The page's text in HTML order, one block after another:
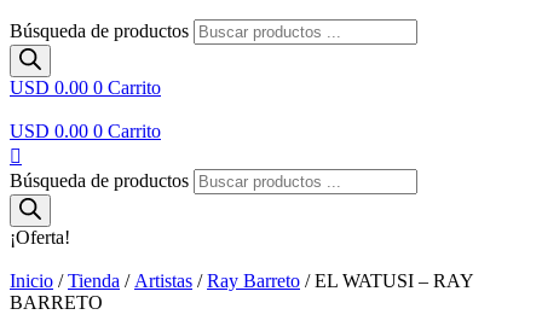
Búsqueda de productos
USD 0.00 0 Carrito
USD 0.00 0 Carrito
Búsqueda de productos
¡Oferta!
Inicio /Tienda / Artistas /Ray Barreto / EL WATUSI – RAY
BARRETO